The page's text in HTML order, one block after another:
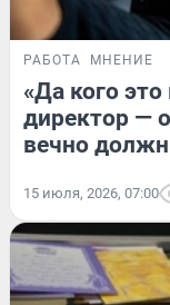
РАБОТА МНЕНИЕ
«Да кого
директор —
вечно
15 июля, 2026, 07:00